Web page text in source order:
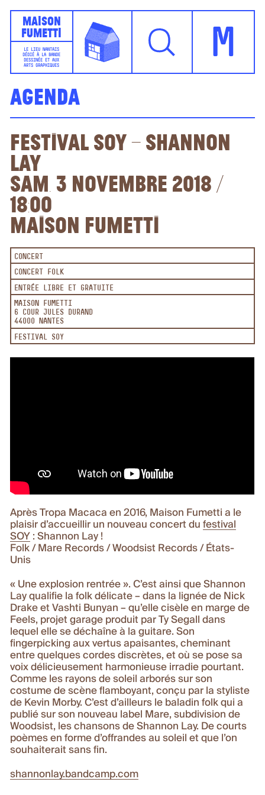
Maison
Fumetti
LE LIEU NANTAIS
DÉDIÉ À LA BANDE
DESSINÉE ET AUX
ARTS GRAPHIQUES
M
Agenda
Festival Soy – Shannon
Lay
sam. 3 novembre 2018 /
18:00
Maison Fumetti
CONCERT
CONCERT FOLK
ENTRÉE LIBRE ET GRATUITE
MAISON FUMETTI
6 COUR JULES DURAND
44000 NANTES
FESTIVAL SOY
Après Tropa Macaca en 2016, Maison Fumetti a le
plaisir d’accueillir un nouveau concert dufestival
SOY : Shannon Lay !
Folk / Mare Records / Woodsist Records / États-
Unis
« Une explosion rentrée ». C’est ainsi que Shannon
Lay qualifie la folk délicate – dans la lignée de Nick
Drake et Vashti Bunyan – qu’elle cisèle en marge de
Feels, projet garage produit par Ty Segall dans
lequel elle se déchaîne à la guitare. Son
fingerpicking aux vertus apaisantes, cheminant
entre quelques cordes discrètes, et où se pose sa
voix délicieusement harmonieuse irradie pourtant.
Comme les rayons de soleil arborés sur son
costume de scène flamboyant, conçu par la styliste
de Kevin Morby. C’est d’ailleurs le baladin folk qui a
publié sur son nouveau label Mare, subdivision de
Woodsist, les chansons de Shannon Lay. De courts
poèmes en forme d’offrandes au soleil et que l’on
souhaiterait sans fin.
shannonlay.bandcamp.com